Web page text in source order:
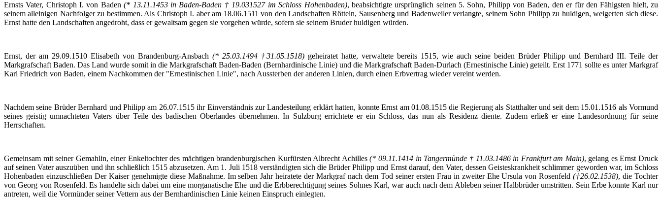
Ernsts Vater, Christoph I. von Baden(* 13.11.1453 in Baden-Baden † 19.031527 im Schloss Hohenbaden), beabsichtigte ursprünglich seinen 5. Sohn, Philipp von Baden, den er für den Fähigsten hielt, zu
seinem alleinigen Nachfolger zu bestimmen. Als Christoph I. aber am 18.06.1511 von den LandschaftenRötteln, Sausenberg und Badenweiler verlangte, seinem Sohn Philipp zu huldigen, weigerten sich diese.
Ernst hatte den Landschaften angedroht, dass er gewaltsam gegen sie vorgehen würde, sofern sie seinem Bruder huldigen würden.
Ernst, der am 29.09.1510 Elisabeth von Brandenburg-Ansbach (* 25.03.1494 †31.05.1518) geheiratet hatte, verwaltete bereits 1515, wie auch seine beiden Brüder Philipp und Bernhard III. Teile der
Markgrafschaft Baden. Das Land wurde somit in die Markgrafschaft Baden-Baden (Bernhardinische Linie) und die Markgrafschaft Baden-Durlach (Ernestinische Linie) geteilt. Erst 1771 sollte es unter Markgraf
Karl Friedrich von Baden, einem Nachkommen der "Ernestinischen Linie", nach Aussterben der anderen Linien, durch einen Erbvertrag wieder vereint werden.
Nachdem seine Brüder Bernhard und Philipp am 26.07.1515 ihr Einverständnis zur Landesteilung erklärt hatten, konnte Ernst am 01.08.1515 die Regierung als Statthalter und seit dem 15.01.1516 als Vormund
seines geistigumnachteten Vaters über Teile des badischen Oberlandes übernehmen. In Sulzburg errichtete er ein Schloss, das nun als Residenz diente. Zudem erließ er eine Landesordnung für seine
Herrschaften.
Gemeinsam mit seiner Gemahlin, einer Enkeltochter des mächtigen brandenburgischen Kurfürsten Albrecht Achilles(* 09.11.1414 in Tangermünde † 11.03.1486 in Frankfurt am Main), gelang es Ernst Druck
auf seinen Vater auszuüben und ihn schließlich 1515 abzusetzen. Am 1. Juli 1518 verständigten sich die Brüder Philipp und Ernst darauf, den Vater, dessen Geisteskrankheit schlimmer geworden war, im Schloss
Hohenbaden einzuschließen Der Kaiser genehmigte diese Maßnahme. Im selben Jahr heiratete der Markgraf nach dem Tod seiner ersten Frau in zweiter Ehe Ursula von Rosenfeld(†26.02.1538), die Tochter
von Georg von Rosenfeld. Es handelte sich dabei um eine morganatische Ehe und die Erbberechtigung seines Sohnes Karl, war auch nach dem Ableben seiner Halbbrüder umstritten. Sein Erbe konnte Karl nur
antreten, weil die Vormünder seiner Vettern aus der Bernhardinischen Linie keinen Einspruch einlegten.